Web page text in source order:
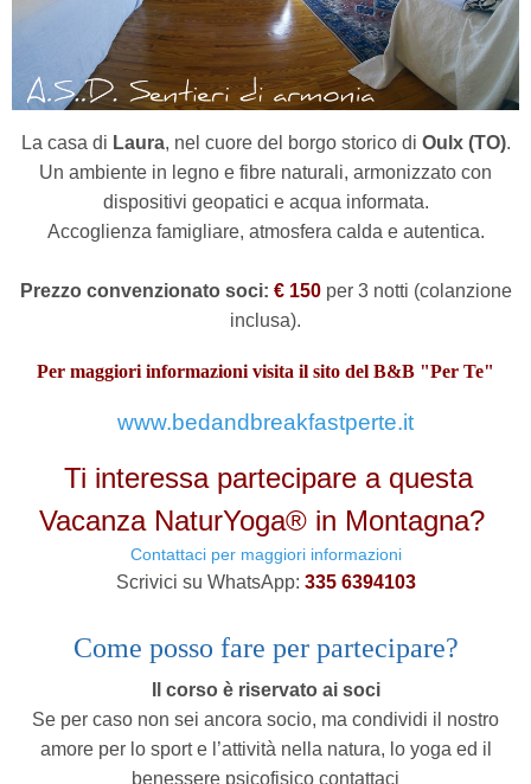
La casa di Laura, nel cuore del borgo storico di Oulx (TO).
Un ambiente in legno e fibre naturali, armonizzato con
dispositivi geopatici e acqua informata.
Accoglienza famigliare, atmosfera calda e autentica.
Prezzo convenzionato soci: € 150 per 3 notti (colanzione
inclusa).
Per maggiori informazioni visita il sito del B&B "Per Te"
www.bedandbreakfastperte.it
Ti interessa partecipare a questa
Vacanza NaturYoga® in Montagna?
Contattaci per maggiori informazioni
Scrivici su WhatsApp: 335 6394103
Come posso fare per partecipare?
Il corso è riservato ai soci
Se per caso non sei ancora socio, ma condividi il nostro
amore per lo sport e l’attività nella natura, lo yoga ed il
benessere psicofisico contattaci